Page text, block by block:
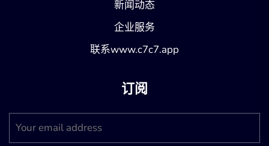
新闻动态
企业服务
联系www.c7c7.app
订阅